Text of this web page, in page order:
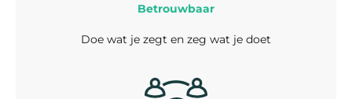
Betrouwbaar
Doe wat je zegt en zeg wat je doet